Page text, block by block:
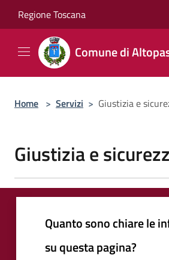
Regione Toscana
Comune di
Home > Servizi > Giustizia e
Giustizia e
Quanto sono chiare le
su questa pagina?